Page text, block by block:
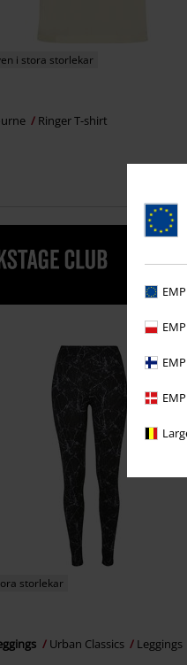
i stora storlekar
Ringer T-shirt
storlekar
Urban Classics Leggings